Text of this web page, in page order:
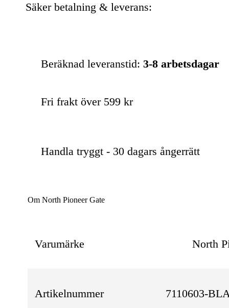
Säker betalning & leverans:
Beräknad leveranstid: 3-8 arbetsdagar
Fri frakt över 599 kr
Handla tryggt - 30 dagars ångerrätt
Om North Pioneer Gate
Varumärke North
Artikelnummer 7110603-